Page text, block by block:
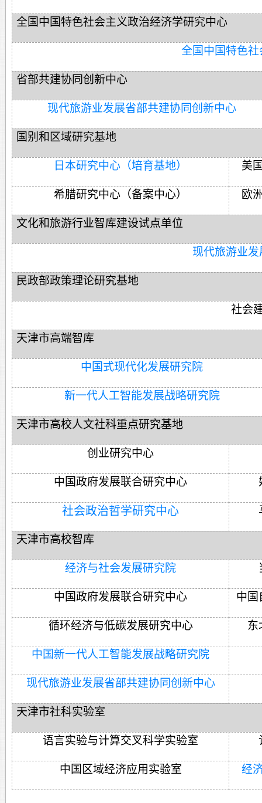
全国中国特色社会主义政治经济学研究中心
全国中国特色
省部共建协同创新中心
现代旅游业发展省部共建协同创新中心
国别和区域研究基地
日本研究中心（培育基地） 美
希腊研究中心（备案中心） 欧
文化和旅游行业智库建设试点单位
现代旅游业
民政部政策理论研究基地
社会
天津市高端智库
中国式现代化发展研究院
新一代人工智能发展战略研究院
天津市高校人文社科重点研究基地
创业研究中心
中国政府发展联合研究中心
社会政治哲学研究中心
天津市高校智库
经济与社会发展研究院
中国政府发展联合研究中心 中国
循环经济与低碳发展研究中心 东
中国新一代人工智能发展战略研究院
现代旅游业发展省部共建协同创新中心
天津市社科实验室
语言实验与计算交叉科学实验室
中国区域经济应用实验室 经